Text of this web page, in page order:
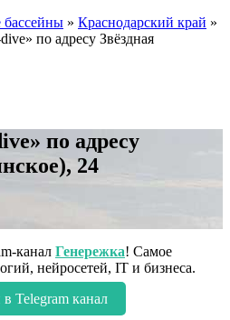
бассейны » Краснодарский край »
по адресу Звёздная
по адресу
24
канал Генережка! Самое
нейросетей, IT и бизнеса.
Telegram канал